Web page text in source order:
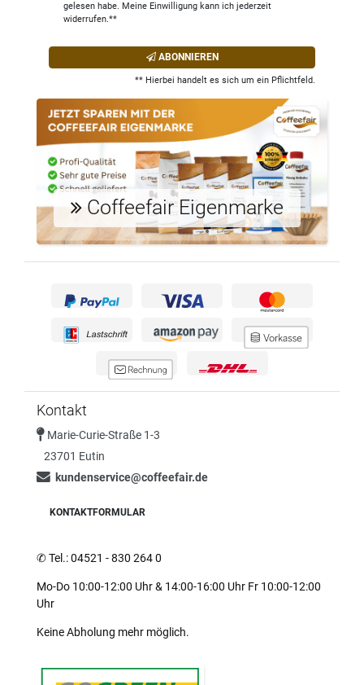
gelesen habe. Meine Einwilligung kann ich jederzeit
widerrufen.**
ABONNIEREN
** Hierbei handelt es sich um ein Pflichtfeld.
Coffeefair Eigenmarke
Kontakt
Marie-Curie-Straße 1-3
23701 Eutin
kundenservice@coffeefair.de
KONTAKTFORMULAR
✆Tel.: 04521 - 830 264 0
Mo-Do 10:00-12:00 Uhr & 14:00-16:00 Uhr Fr 10:00-12:00
Uhr
Keine Abholung mehr möglich.